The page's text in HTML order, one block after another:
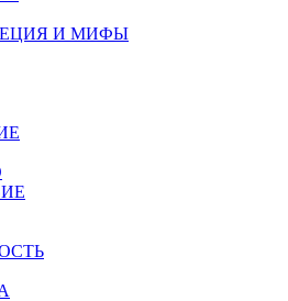
И МИФЫ